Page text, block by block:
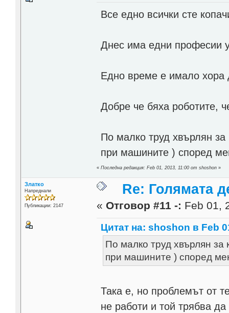
Все едно всички сте
Днес има едни професии
Едно време е имало хора
Добре че бяха роботите,
По малко труд хвърлян за
при машините ) според
«Последна редакция: Feb 01, 2013, 11:00 от shoshon »
Златко
Напреднали
Публикации: 2147
Re: Голямата
« Отговор #11 -: Feb 01,
Цитат на: shoshon в Feb
По малко труд хвърлян за
при машините ) според
Така е, но проблемът от
не работи и той трябва